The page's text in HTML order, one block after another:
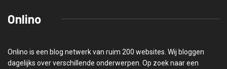
Onlino
Onlino is een blog netwerk van ruim 200 websites. Wij bloggen
dagelijks over verschillende onderwerpen. Op zoek naar een